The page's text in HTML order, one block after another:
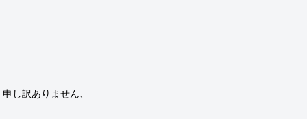
申し訳ありません、